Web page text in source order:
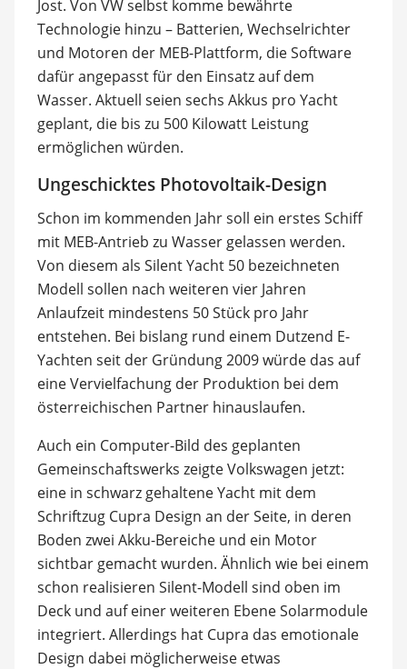
Jost. Von VW selbst komme bewährte
Technologie hinzu – Batterien, Wechselrichter
und Motoren der MEB-Plattform, die Software
dafür angepasst für den Einsatz auf dem
Wasser. Aktuell seien sechs Akkus pro Yacht
geplant, die bis zu 500 Kilowatt Leistung
ermöglichen würden.
Ungeschicktes Photovoltaik-Design
Schon im kommenden Jahr soll ein erstes Schiff
mit MEB-Antrieb zu Wasser gelassen werden.
Von diesem als Silent Yacht 50 bezeichneten
Modell sollen nach weiteren vier Jahren
Anlaufzeit mindestens 50 Stück pro Jahr
entstehen. Bei bislang rund einem Dutzend E-
Yachten seit der Gründung 2009 würde das auf
eine Vervielfachung der Produktion bei dem
österreichischen Partner hinauslaufen.
Auch ein Computer-Bild des geplanten
Gemeinschaftswerks zeigte Volkswagen jetzt:
eine in schwarz gehaltene Yacht mit dem
Schriftzug Cupra Design an der Seite, in deren
Boden zwei Akku-Bereiche und ein Motor
sichtbar gemacht wurden. Ähnlich wie bei einem
schon realisieren Silent-Modell sind oben im
Deck und auf einer weiteren Ebene Solarmodule
integriert. Allerdings hat Cupra das emotionale
Design dabei möglicherweise etwas